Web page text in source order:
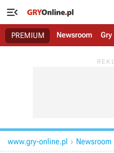

PREMIUM Newsroom Gry
www.gry-online.pl  Newsroom